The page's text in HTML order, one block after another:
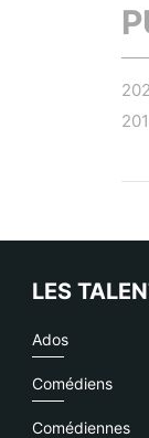
LES
Ados
Comédiens
Comédiennes